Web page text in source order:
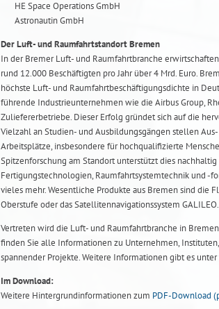
HE Space Operations GmbH
Astronautin GmbH
Der Luft- und Raumfahrtstandort Bremen
In der Bremer Luft- und Raumfahrtbranche
rund 12.000 Beschäftigten pro Jahr über 4 Mrd. Euro.
höchste Luft- und Raumfahrtbeschäftigungsdichte in
führende Industrieunternehmen wie die Airbus Group,
Zuliefererbetriebe. Dieser Erfolg gründet sich auf die
Vielzahl an Studien- und Ausbildungsgängen stellen
Arbeitsplätze, insbesondere für hochqualifizierte
Spitzenforschung am Standort unterstützt dies
Fertigungstechnologien, Raumfahrtsystemtechnik und -
vieles mehr. Wesentliche Produkte aus Bremen sind die
Oberstufe oder das Satellitennavigationssystem GALILEO.
Vertreten wird die Luft- und Raumfahrtbranche in Bremen
finden Sie alle Informationen zu Unternehmen,
spannender Projekte. Weitere Informationen gibt es unter
Im Download:
Weitere Hintergrundinformationen zum PDF-Download